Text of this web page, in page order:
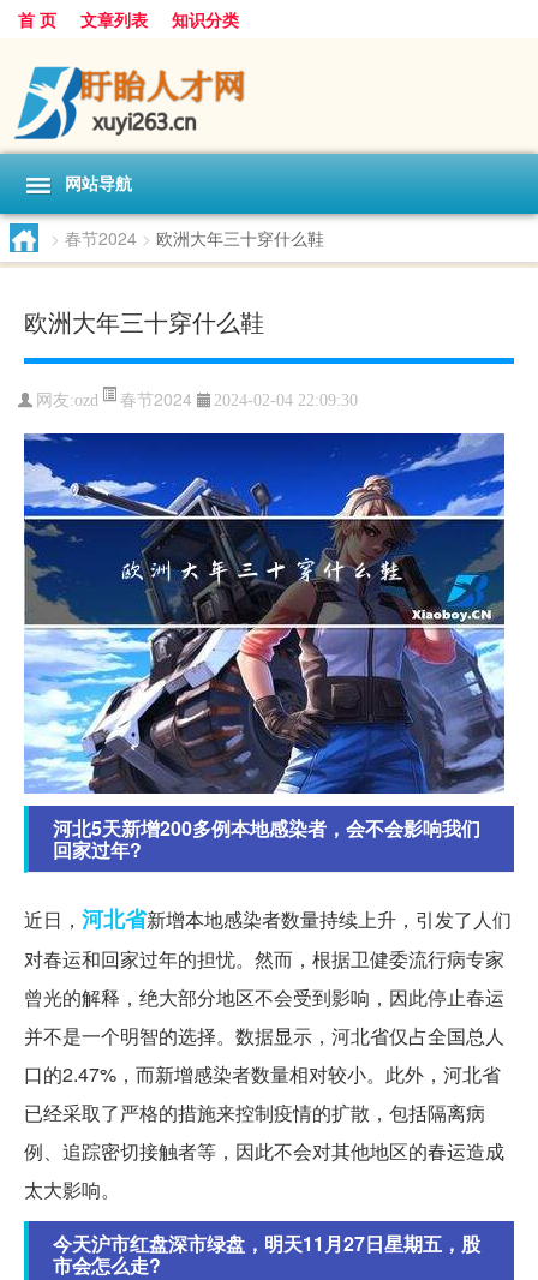
首 页 文章列表 知识分类
网站导航
> 春节2024 > 欧洲大年三十穿什么鞋
欧洲大年三十穿什么鞋
网友:ozd 春节2024 2024-02-04 22:09:30
河北5天新增200多例本地感染者，会不会影响我们
回家过年?
近日， 河北省新增本地感染者数量持续上升，引发了人们
对春运和回家过年的担忧。然而，根据卫健委流行病专家
曾光的解释，绝大部分地区不会受到影响，因此停止春运
并不是一个明智的选择。数据显示，河北省仅占全国总人
口的2.47%，而新增感染者数量相对较小。此外，河北省
已经采取了严格的措施来控制疫情的扩散，包括隔离病
例、追踪密切接触者等，因此不会对其他地区的春运造成
太大影响。
今天沪市红盘深市绿盘，明天11月27日星期五，股
市会怎么走?